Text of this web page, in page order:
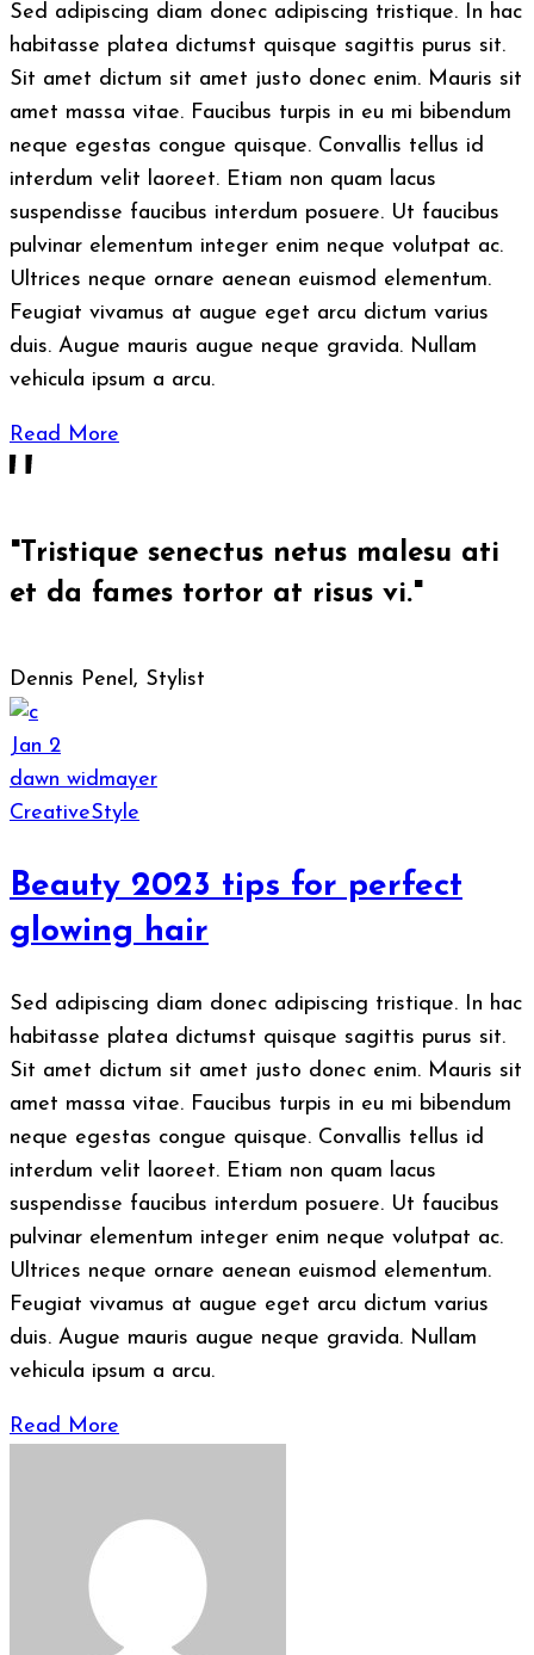
Sed adipiscing diam donec adipiscing tristique. In hac
habitasse platea dictumst quisque sagittis purus sit.
Sit amet dictum sit amet justo donec enim. Mauris sit
amet massa vitae. Faucibus turpis in eu mi bibendum
neque egestas congue quisque. Convallis tellus id
interdum velit laoreet. Etiam non quam lacus
suspendisse faucibus interdum posuere. Ut faucibus
pulvinar elementum integer enim neque volutpat ac.
Ultrices neque ornare aenean euismod elementum.
Feugiat vivamus at augue eget arcu dictum varius
duis. Augue mauris augue neque gravida. Nullam
vehicula ipsum a arcu.
Read More
"Tristique senectus netus malesu ati
et da fames tortor at risus vi."
Dennis Penel, Stylist
Jan 2
dawn widmayer
CreativeStyle
Beauty 2023 tips for perfect
glowing hair
Sed adipiscing diam donec adipiscing tristique. In hac
habitasse platea dictumst quisque sagittis purus sit.
Sit amet dictum sit amet justo donec enim. Mauris sit
amet massa vitae. Faucibus turpis in eu mi bibendum
neque egestas congue quisque. Convallis tellus id
interdum velit laoreet. Etiam non quam lacus
suspendisse faucibus interdum posuere. Ut faucibus
pulvinar elementum integer enim neque volutpat ac.
Ultrices neque ornare aenean euismod elementum.
Feugiat vivamus at augue eget arcu dictum varius
duis. Augue mauris augue neque gravida. Nullam
vehicula ipsum a arcu.
Read More